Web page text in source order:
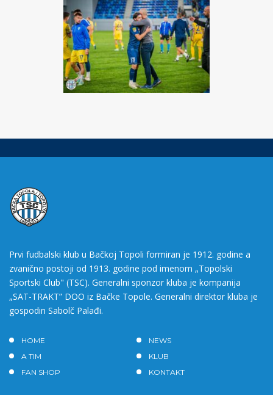
Prvi fudbalski klub u Bačkoj Topoli formiran je 1912. godine a
zvanično postoji od 1913. godine pod imenom „Topolski
Sportski Club" (TSC). Generalni sponzor kluba je kompanija
„SAT-TRAKT” DOO iz Bačke Topole. Generalni direktor kluba je
gospodin Sabolč Palađi.
HOME
NEWS
A TIM
KLUB
FAN SHOP
KONTAKT